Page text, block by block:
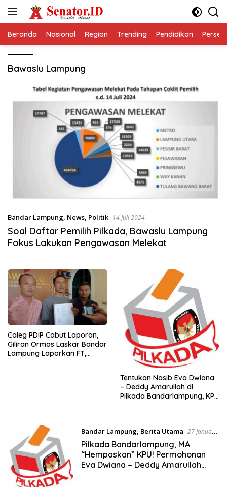
Beranda Nasional Region Trending Pendidikan
Bawaslu Lampung
Bandar Lampung, News, Politik 14 Juli 2024
Soal Daftar Pemilih Pilkada, Bawaslu Lampung
Fokus Lakukan Pengawasan Melekat
Caleg PDIP Cabut Laporan,
Giliran Ormas Laskar Bandar
Lampung Laporkan FT,
Tentukan Nasib Eva Dwiana
– Deddy Amarullah di
Pilkada Bandarlampung, KPU
Bandar Lampung, Berita Utama 27 Januari
2021
Pilkada Bandarlampung, MA
“Hempaskan” KPU! Permohonan
Eva Dwiana – Deddy Amarullah